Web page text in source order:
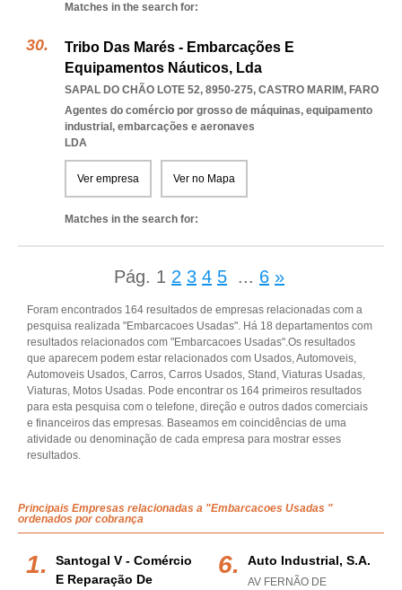
Matches in the search for:
Tribo Das Marés - Embarcações E
Equipamentos Náuticos, Lda
SAPAL DO CHÃO LOTE 52, 8950-275, CASTRO MARIM, FARO
Agentes do comércio por grosso de máquinas, equipamento
industrial, embarcações e aeronaves
LDA
Ver empresa Ver no Mapa
Matches in the search for:
Pág. 1 2 3 4 5 ... 6 »
Foram encontrados 164 resultados de empresas relacionadas com a
pesquisa realizada "Embarcacoes Usadas". Há 18 departamentos com
resultados relacionados com "Embarcacoes Usadas".Os resultados
que aparecem podem estar relacionados com Usados, Automoveis,
Automoveis Usados, Carros, Carros Usados, Stand, Viaturas Usadas,
Viaturas, Motos Usadas. Pode encontrar os 164 primeiros resultados
para esta pesquisa com o telefone, direção e outros dados comerciais
e financeiros das empresas. Baseamos em coincidências de uma
atividade ou denominação de cada empresa para mostrar esses
resultados.
Principais Empresas relacionadas a "Embarcacoes Usadas "
ordenados por cobrança
Santogal V - Comércio
E Reparação De
Auto Industrial, S.a.
AV FERNÃO DE